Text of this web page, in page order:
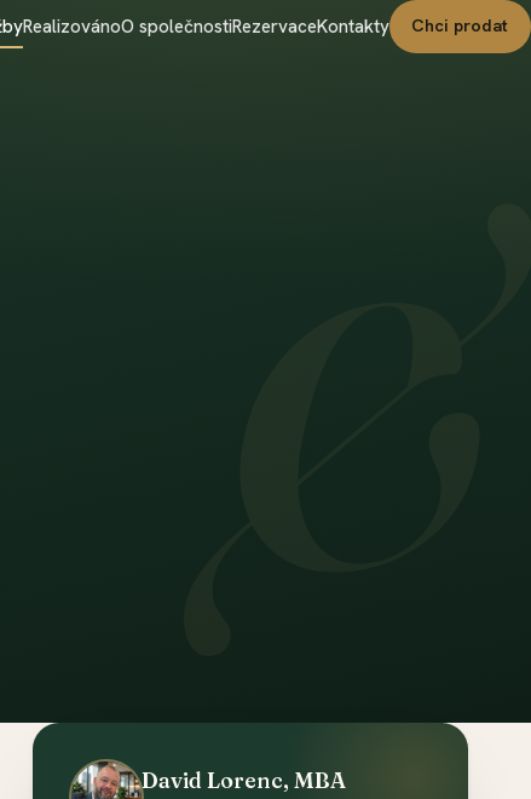
RealizovánoO společnostiRezervaceKontakty Chci prodat
David Lorenc, MBA